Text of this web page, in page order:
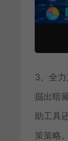
3、全
掘出暗
助工具
策策略。